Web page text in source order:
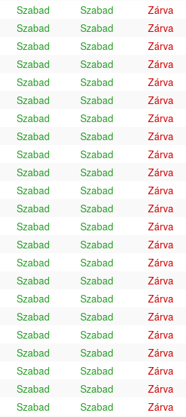
Szabad Szabad
Zárva
Szabad Szabad
Zárva
Szabad Szabad
Zárva
Szabad Szabad
Zárva
Szabad Szabad
Zárva
Szabad Szabad
Zárva
Szabad Szabad
Zárva
Szabad Szabad
Zárva
Szabad Szabad
Zárva
Szabad Szabad
Zárva
Szabad Szabad
Zárva
Szabad Szabad
Zárva
Szabad Szabad
Zárva
Szabad Szabad
Zárva
Szabad Szabad
Zárva
Szabad Szabad
Zárva
Szabad Szabad
Zárva
Szabad Szabad
Zárva
Szabad Szabad
Zárva
Szabad Szabad
Zárva
Szabad Szabad
Zárva
Szabad Szabad
Zárva
Szabad Szabad Zárva